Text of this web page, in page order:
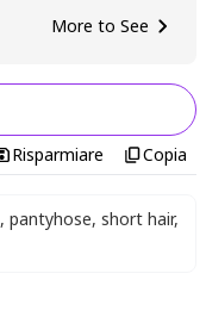
More to See
Risparmiare Copia
, pantyhose, short hair,